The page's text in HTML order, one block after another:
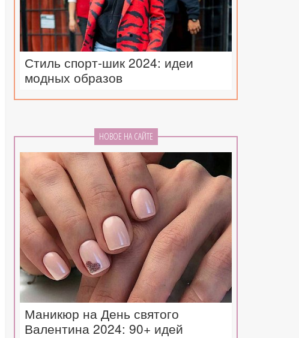
Стиль спорт-шик 2024: идеи
модных образов
НОВОЕ НА САЙТЕ
Маникюр на День святого
Валентина 2024: 90+ идей